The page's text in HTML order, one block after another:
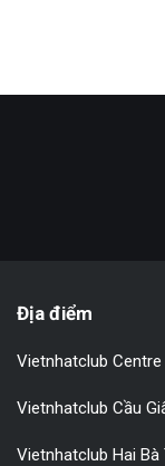
Địa điểm
Vietnhatclub Centre
Vietnhatclub Cầu
Vietnhatclub Hai Bà